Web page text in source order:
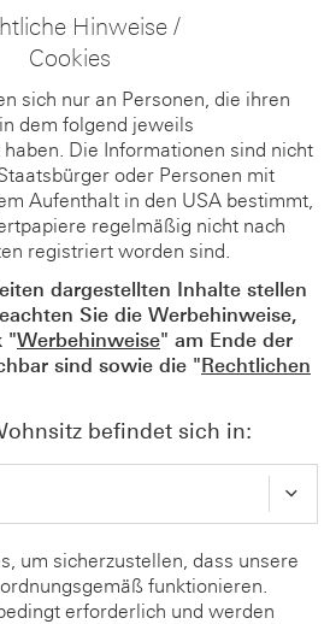
Hinweise /
Cookies
sich nur an Personen, die ihren
dem folgend jeweils
Die Informationen sind nicht
oder Personen mit
Aufenthalt in den USA bestimmt,
regelmäßig nicht nach
registriert worden sind.
dargestellten Inhalte stellen
Sie die Werbehinweise,
"Werbehinweise" am Ende der
sind sowie die "Rechtlichen
befindet sich in:
um sicherzustellen, dass unsere
funktionieren.
erforderlich und werden